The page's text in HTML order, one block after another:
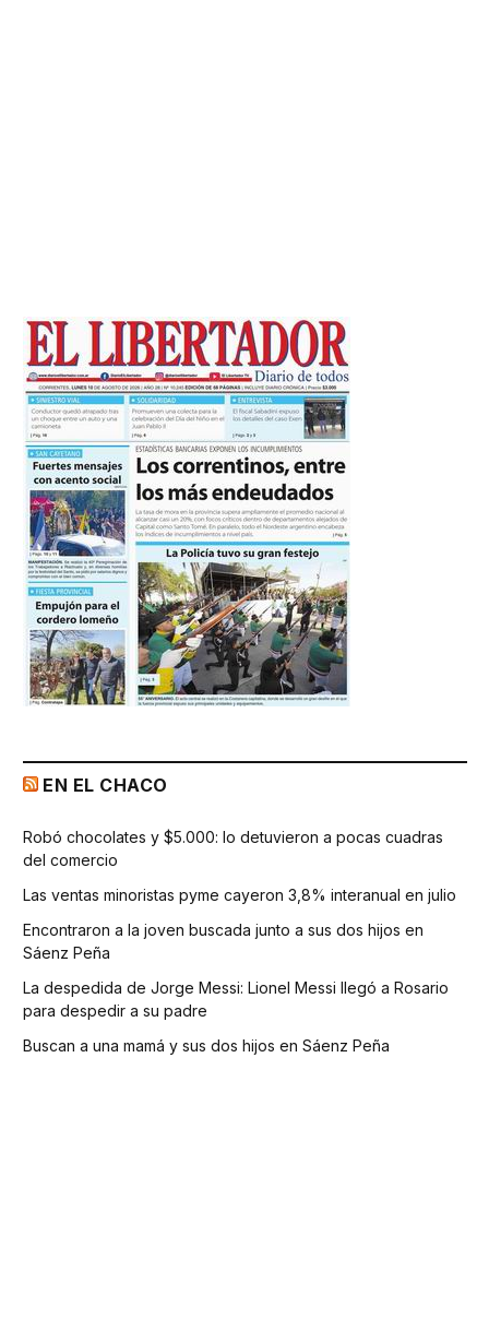
EN EL CHACO
Robó chocolates y $5.000: lo detuvieron a pocas cuadras
del comercio
Las ventas minoristas pyme cayeron 3,8% interanual en julio
Encontraron a la joven buscada junto a sus dos hijos en
Sáenz Peña
La despedida de Jorge Messi: Lionel Messi llegó a Rosario
para despedir a su padre
Buscan a una mamá y sus dos hijos en Sáenz Peña